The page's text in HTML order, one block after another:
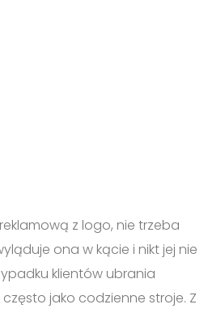
z logo, nie trzeba
ona w kącie i nikt jej nie
klientów ubrania
jako codzienne stroje. Z